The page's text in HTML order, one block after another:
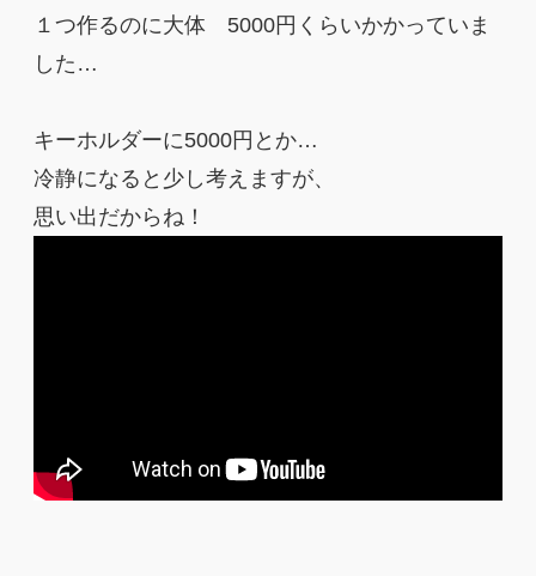
１つ作るのに大体 5000円くらいかかっていま
した…
キーホルダーに5000円とか…
冷静になると少し考えますが、
思い出だからね！